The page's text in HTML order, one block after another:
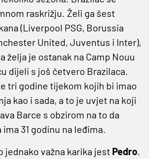
raskrižju. Želi ga šest
(Liverpool PSG, Borussia
United, Juventus i Inter),
želja je ostanak na Camp Nouu
dijeli s još četvero Brazilaca.
tri godine tijekom kojih bi imao
kao i sada, a to je uvjet na koji
Barce s obzirom na to da
31 godinu na leđima.
jednako važna karika jest Pedro.